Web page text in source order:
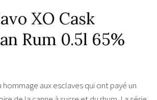
XO Cask
Rum 0.5l 65%
hommage aux esclaves qui ont payé un